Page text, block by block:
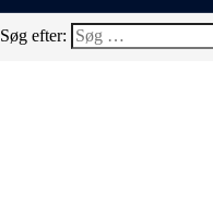
Søg efter: